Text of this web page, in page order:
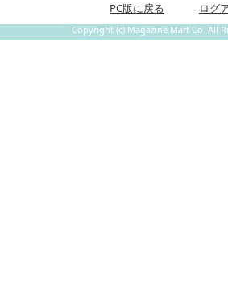
PC版に戻る ログ
Copyright (c) Magazine Mart Co. All